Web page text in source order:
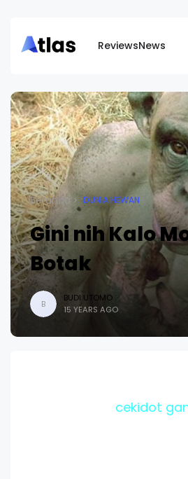
ReviewsNews
Beranda DUNIA HEWAN
Gini nih Kalo
Botak
B
BUDI UTOMO
15 YEARS AGO
cekidot